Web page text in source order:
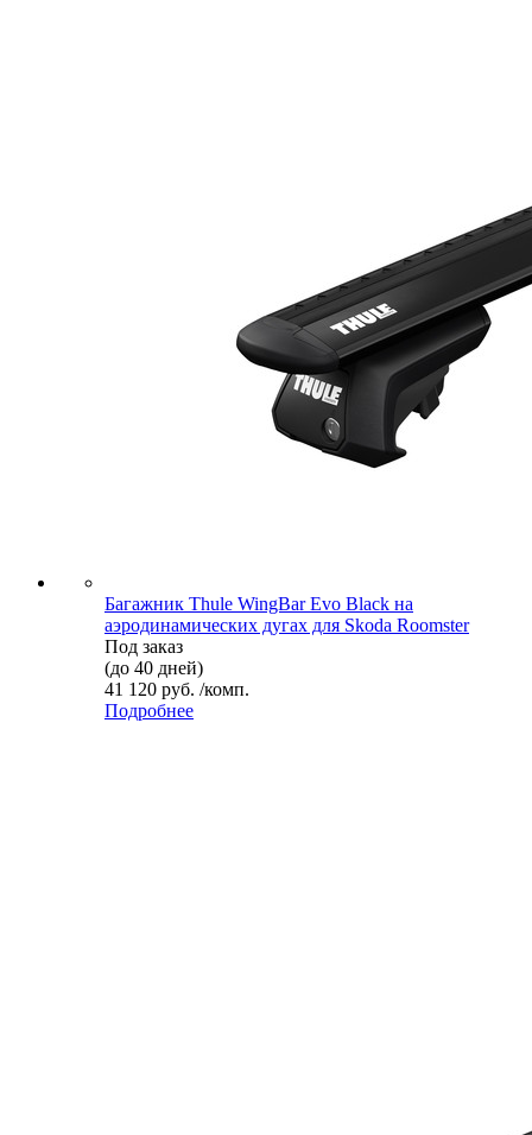
Багажник Thule WingBar Evo Black на
аэродинамических дугах для Skoda Roomster
Под заказ
(до 40 дней)
41 120 руб. /комп.
Подробнее